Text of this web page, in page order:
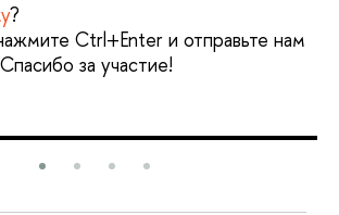
?
Ctrl+Enter и отправьте нам
за участие!